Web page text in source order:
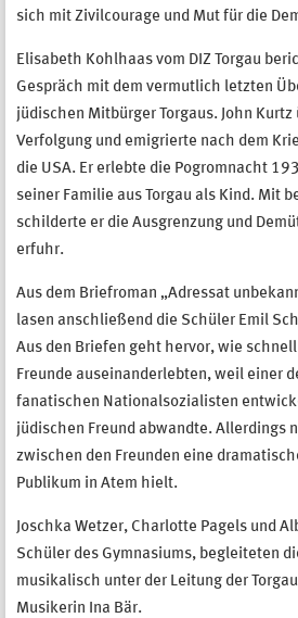
sich mit Zivilcourage und Mut für die
Elisabeth Kohlhaas vom DIZ Torgau
Gespräch mit dem vermutlich letzten
jüdischen Mitbürger Torgaus. John
Verfolgung und emigrierte nach dem
die USA. Er erlebte die Pogromnacht
seiner Familie aus Torgau als Kind. Mit
schilderte er die Ausgrenzung und
erfuhr.
Aus dem Briefroman „Adressat
lasen anschließend die Schüler Emil
Aus den Briefen geht hervor, wie
Freunde auseinanderlebten, weil einer
fanatischen Nationalsozialisten
jüdischen Freund abwandte. Allerdings
zwischen den Freunden eine
Publikum in Atem hielt.
Joschka Wetzer, Charlotte Pagels und
Schüler des Gymnasiums, begleiteten
musikalisch unter der Leitung der
Musikerin Ina Bär.